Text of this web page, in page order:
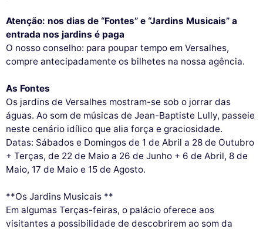
Atenção: nos dias de “Fontes” e “Jardins Musicais” a
entrada nos jardins é paga
O nosso conselho: para poupar tempo em Versalhes,
compre antecipadamente os bilhetes na nossa agência.
As Fontes
Os jardins de Versalhes mostram-se sob o jorrar das
águas. Ao som de músicas de Jean-Baptiste Lully, passeie
neste cenário idílico que alia força e graciosidade.
Datas: Sábados e Domingos de 1 de Abril a 28 de Outubro
+ Terças, de 22 de Maio a 26 de Junho + 6 de Abril, 8 de
Maio, 17 de Maio e 15 de Agosto.
**Os Jardins Musicais **
Em algumas Terças-feiras, o palácio oferece aos
visitantes a possibilidade de descobrirem ao som da